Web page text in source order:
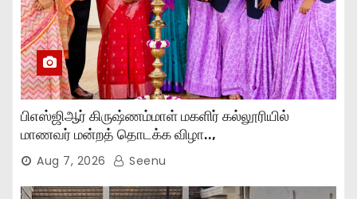
பிஎஸ்ஜிஆர் கிருஷ்ணம்மாள் மகளிர் கல்லூரியில்
மாணவர் மன்றத் தொடக்க விழா..,
Aug 7, 2026 Seenu